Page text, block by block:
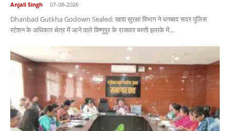
Anjali Singh - 07-08-2026
Dhanbad Gutkha Godown Sealed: खाद्य सुरक्षा विभाग ने धनबाद सदर पुलिस
स्टेशन के अधिकार क्षेत्र में आने वाले विष्णुपुर के राजवार बस्ती इलाके में...